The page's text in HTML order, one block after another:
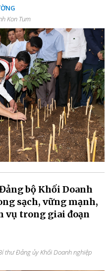
Kon Tum
bộ Khối Doanh
sạch, vững mạnh,
vụ trong giai đoạn
thư Đảng ủy Khối Doanh nghiệp